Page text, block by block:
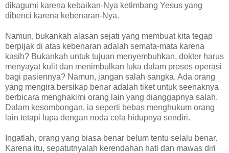
dikagumi karena kebaikan-Nya ketimbang Yesus yang
dibenci karena kebenaran-Nya.
Namun, bukankah alasan sejati yang membuat kita tegap
berpijak di atas kebenaran adalah semata-mata karena
kasih? Bukankah untuk tujuan menyembuhkan, dokter harus
menyayat kulit dan menimbulkan luka dalam proses operasi
bagi pasiennya? Namun, jangan salah sangka. Ada orang
yang mengira bersikap benar adalah tiket untuk seenaknya
berbicara menghakimi orang lain yang dianggapnya salah.
Dalam kesombongan, ia seperti bebas menghukum orang
lain tetapi lupa dengan noda cela hidupnya sendiri.
Ingatlah, orang yang biasa benar belum tentu selalu benar.
Karena itu, sepatutnyalah kerendahan hati dan mawas diri